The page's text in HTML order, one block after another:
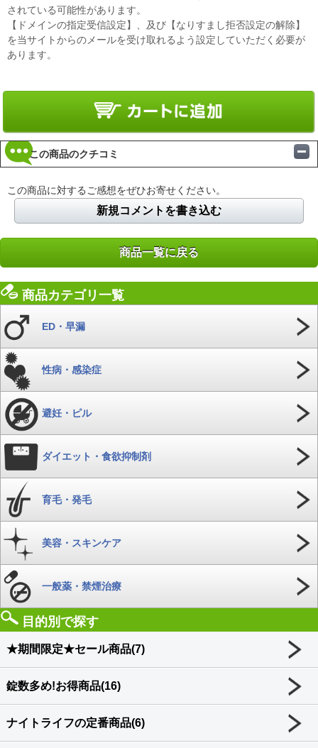
されている可能性があります。
【ドメインの指定受信設定】、及び【なりすまし拒否設定の解除】
を当サイトからのメールを受け取れるよう設定していただく必要が
あります。
この商品のクチコミ
この商品に対するご感想をぜひお寄せください。
新規コメントを書き込む
商品一覧に戻る
商品カテゴリ一覧
ED・早漏
性病・感染症
避妊・ピル
ダイエット・食欲抑制剤
育毛・発毛
美容・スキンケア
一般薬・禁煙治療
目的別で探す
★期間限定★セール商品(7)
錠数多め!お得商品(16)
ナイトライフの定番商品(6)